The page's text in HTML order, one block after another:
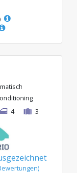
4 3